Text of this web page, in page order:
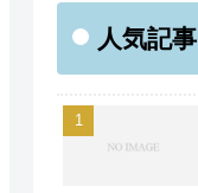
人気記事